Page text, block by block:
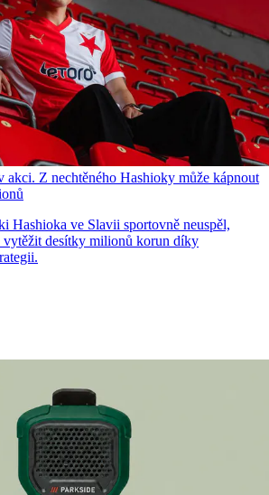
akci. Z nechtěného Hashioky může kápnout
Hashioka ve Slavii sportovně neuspěl,
vytěžit desítky milionů korun díky